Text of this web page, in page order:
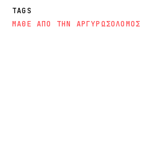
TAGS
ΜΑΘΕ ΑΠΟ ΤΗΝ ΑΡΓΥΡΩΣΟΛΟΜΟΣ